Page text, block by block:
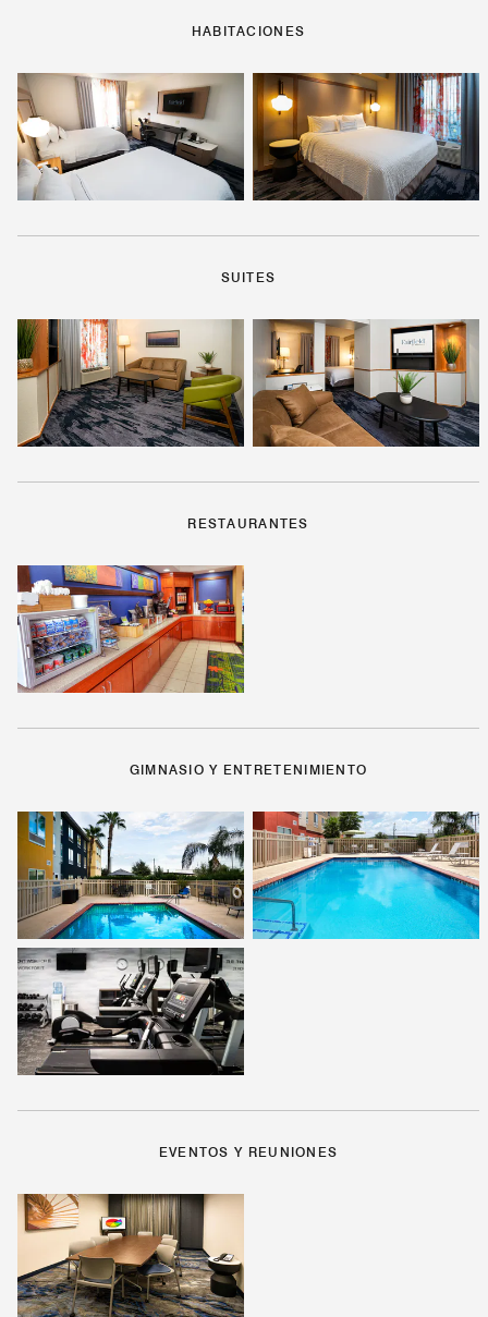
HABITACIONES
SUITES
RESTAURANTES
GIMNASIO Y ENTRETENIMIENTO
EVENTOS Y REUNIONES